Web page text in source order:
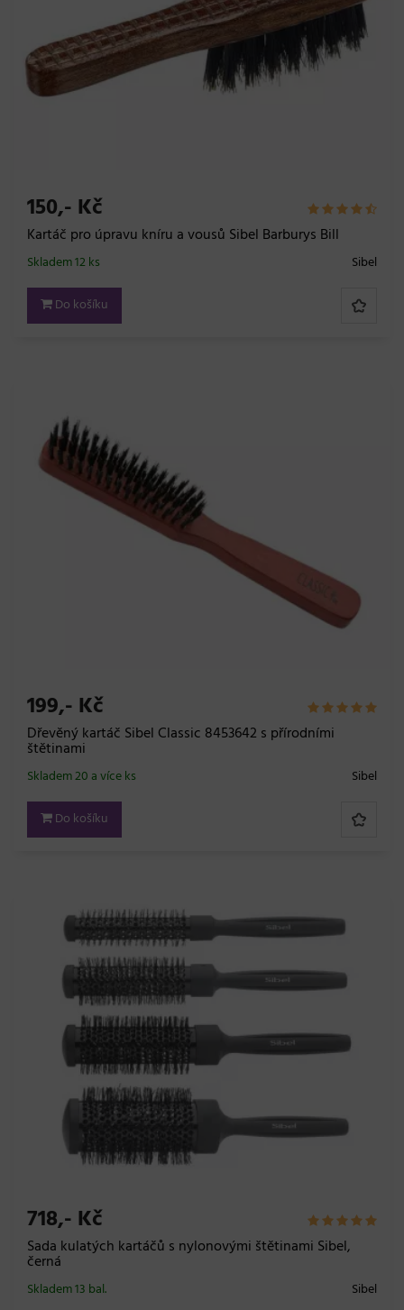
150,- Kč
Kartáč pro úpravu kníru a vousů Sibel Barburys Bill
Sibel
Skladem 12 ks
Do košíku
199,- Kč
Dřevěný kartáč Sibel Classic 8453642 s přírodními
štětinami
Sibel
Skladem 20 a více ks
Do košíku
718,- Kč
Sada kulatých kartáčů s nylonovými štětinami Sibel,
černá
Sibel
Skladem 13 bal.